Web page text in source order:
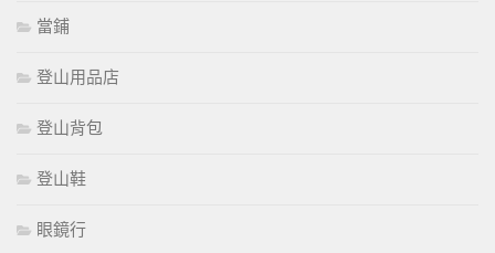
當鋪
登山用品店
登山背包
登山鞋
眼鏡行